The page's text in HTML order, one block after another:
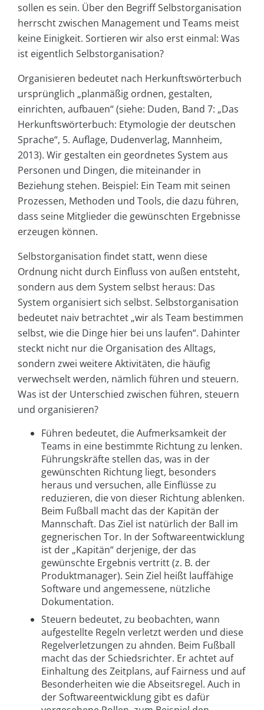
sollen es sein. Über den Begriff Selbstorganisation
herrscht zwischen Management und Teams meist
keine Einigkeit. Sortieren wir also erst einmal: Was
ist eigentlich Selbstorganisation?
Organisieren bedeutet nach Herkunftswörterbuch
ursprünglich „planmäßig ordnen, gestalten,
einrichten, aufbauen“ (siehe: Duden, Band 7: „Das
Herkunftswörterbuch: Etymologie der deutschen
Sprache“, 5. Auflage, Dudenverlag, Mannheim,
2013). Wir gestalten ein geordnetes System aus
Personen und Dingen, die miteinander in
Beziehung stehen. Beispiel: Ein Team mit seinen
Prozessen, Methoden und Tools, die dazu führen,
dass seine Mitglieder die gewünschten Ergebnisse
erzeugen können.
Selbstorganisation findet statt, wenn diese
Ordnung nicht durch Einfluss von außen entsteht,
sondern aus dem System selbst heraus: Das
System organisiert sich selbst. Selbstorganisation
bedeutet naiv betrachtet „wir als Team bestimmen
selbst, wie die Dinge hier bei uns laufen“. Dahinter
steckt nicht nur die Organisation des Alltags,
sondern zwei weitere Aktivitäten, die häufig
verwechselt werden, nämlich führen und steuern.
Was ist der Unterschied zwischen führen, steuern
und organisieren?
Führen bedeutet, die Aufmerksamkeit der
Teams in eine bestimmte Richtung zu lenken.
Führungskräfte stellen das, was in der
gewünschten Richtung liegt, besonders
heraus und versuchen, alle Einflüsse zu
reduzieren, die von dieser Richtung ablenken.
Beim Fußball macht das der Kapitän der
Mannschaft. Das Ziel ist natürlich der Ball im
gegnerischen Tor. In der Softwareentwicklung
ist der „Kapitän“ derjenige, der das
gewünschte Ergebnis vertritt (z. B. der
Produktmanager). Sein Ziel heißt lauffähige
Software und angemessene, nützliche
Dokumentation.
Steuern bedeutet, zu beobachten, wann
aufgestellte Regeln verletzt werden und diese
Regelverletzungen zu ahnden. Beim Fußball
macht das der Schiedsrichter. Er achtet auf
Einhaltung des Zeitplans, auf Fairness und auf
Besonderheiten wie die Abseitsregel. Auch in
der Softwareentwicklung gibt es dafür